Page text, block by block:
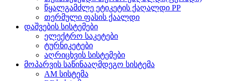
წყალგამძლე ეტიკეტის ქაღალდი PP
თერმული ფასის ქაალდი
დაშვების სისტემები
ელექტრო საკეტები
ტურნიკეტები
აღრიცხვის სისტემები
მოპარვის საწინააღმდეგო სისტემა
AM სისტემა